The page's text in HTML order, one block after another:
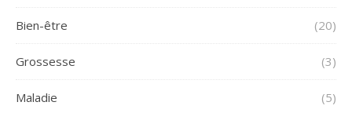
Bien-être (20)
Grossesse (3)
Maladie (5)